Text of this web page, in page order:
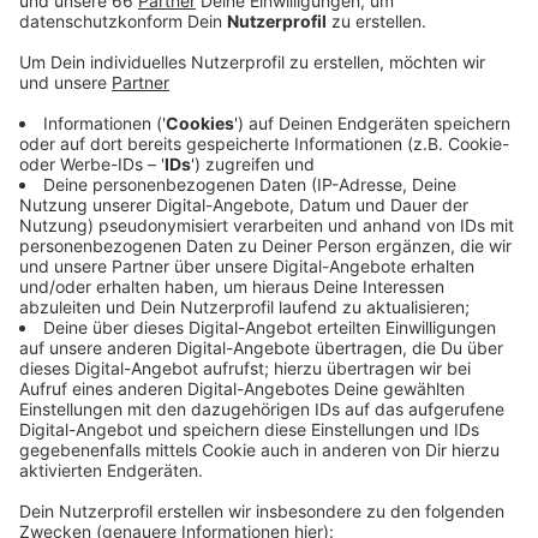
Veröffentlicht:Montag, 04.11.2019 13:03
Anzeige
Die Linksabbiegespur auf die Herzogstraße verstopft
schon jetzt zu Stoßzeiten die Corneliusstraße.
Offenbar haben die Verkehrsplaner noch keine Lösung,
wie sie eine Umweltspur installieren, ohne an solch
sensiblen Bereichen den Verkehr komplett zum
Erliegen zu bringen. Trotzdem soll die lange
Umweltspur kommen. Das hat uns der Vorsitzende des
Verkehrsausschusses gesagt. Ende des Monats soll
dies mit den Stimmen von Rot-Rot-Grün beschlossen
werden. Nur einen Tag später, am 28. November, will
die FDP das ganze Projekt im Stadtrat stoppen. Es ist
aber noch nicht sicher, ob sie dafür eine Mehrheit
findet.